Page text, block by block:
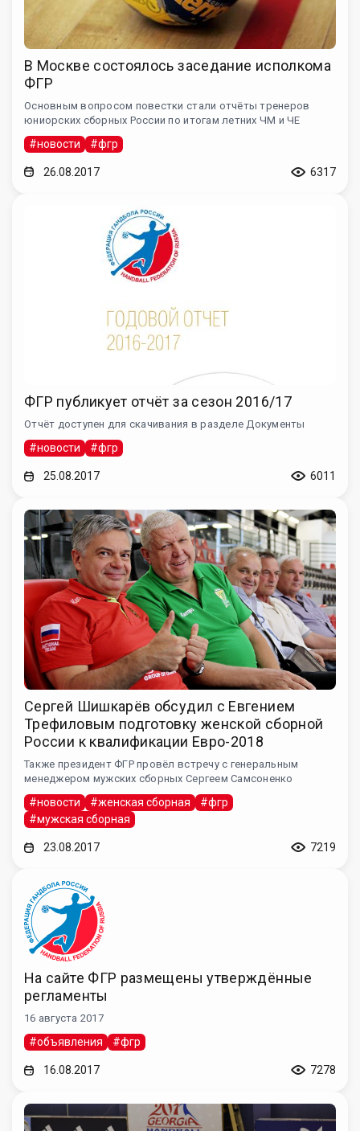
В Москве состоялось заседание исполкома
ФГР
Основным вопросом повестки стали отчёты тренеров
юниорских сборных России по итогам летних ЧМ и ЧЕ
#новости #фгр
26.08.2017 6317
ФГР публикует отчёт за сезон 2016/17
Отчёт доступен для скачивания в разделе Документы
#новости #фгр
25.08.2017 6011
Сергей Шишкарёв обсудил с Евгением
Трефиловым подготовку женской сборной
России к квалификации Евро-2018
Также президент ФГР провёл встречу с генеральным
менеджером мужских сборных Сергеем Самсоненко
#новости #женская сборная
#фгр
#мужская сборная
23.08.2017 7219
На сайте ФГР размещены утверждённые
регламенты
16 августа 2017
#объявления #фгр
16.08.2017 7278